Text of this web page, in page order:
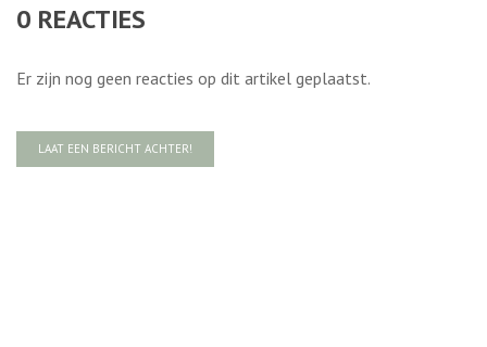
0 REACTIES
Er zijn nog geen reacties op dit artikel geplaatst.
LAAT EEN BERICHT ACHTER!